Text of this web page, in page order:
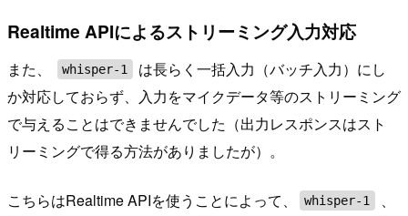
Realtime APIによるストリーミング入力対応
また、 whisper-1
は長らく一括入力（バッチ入力）にし
か対応しておらず、入力をマイクデータ等のストリーミング
で与えることはできませんでした（出力レスポンスはスト
リーミングで得る方法がありましたが）。
こちらはRealtime APIを使うことによって、 whisper-1 、